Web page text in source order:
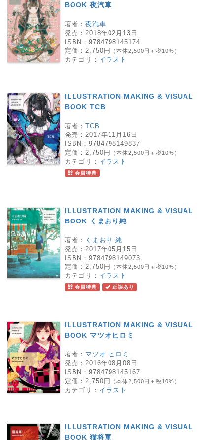
BOOK 夜汽車
著者： 夜汽車
発売： 2018年02月13日
ISBN： 9784798145174
定価： 2,750円 （本体2,500円＋税10%）
カテゴリ： イラスト
ILLUSTRATION MAKING & VISUAL
BOOK TCB
著者： TCB
発売： 2017年11月16日
ISBN： 9784798149837
定価： 2,750円 （本体2,500円＋税10%）
カテゴリ： イラスト
会員特典
ILLUSTRATION MAKING & VISUAL
BOOK くまおり純
著者： くまおり 純
発売： 2017年05月15日
ISBN： 9784798149073
定価： 2,750円 （本体2,500円＋税10%）
カテゴリ： イラスト
会員特典 正誤あり
ILLUSTRATION MAKING & VISUAL
BOOK マツオヒロミ
著者： マツオ ヒロミ
発売： 2016年08月08日
ISBN： 9784798145167
定価： 2,750円 （本体2,500円＋税10%）
カテゴリ： イラスト
ILLUSTRATION MAKING & VISUAL
BOOK 猫将軍